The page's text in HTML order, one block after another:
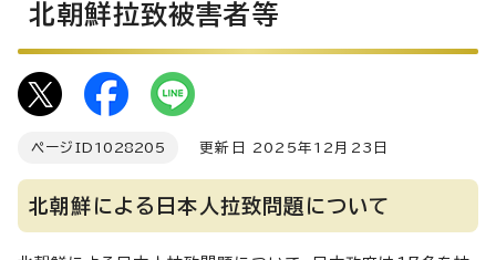
北朝鮮拉致被害者等
ページID 1028205 更新日 2025年12月23日
北朝鮮による日本人拉致問題について